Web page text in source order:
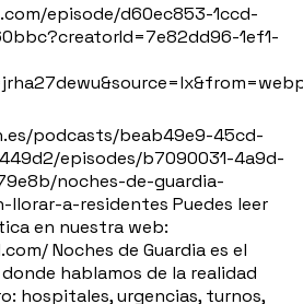
episode/d60ec853-1ccd-
1ef1-
podcasts/beab49e9-45cd-
episodes/b7090031-4a9d-
noches-de-guardia-
a-residentes Puedes leer
en nuestra web:
Noches de Guardia es el
donde hablamos de la realidad
hospitales, urgencias, turnos,